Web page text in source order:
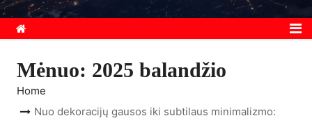
n
Mėnuo: 2025 balandžio
Home
Nuo dekoracijų gausos iki subtilaus minimalizmo: